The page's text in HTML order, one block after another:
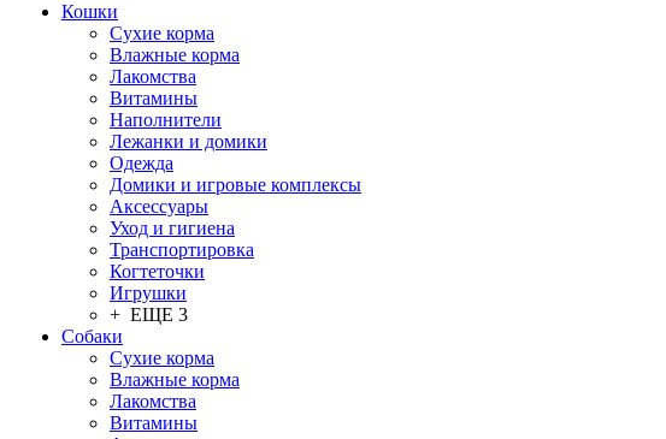
Кошки
Сухие корма
Влажные корма
Лакомства
Витамины
Наполнители
Лежанки и домики
Одежда
Домики и игровые комплексы
Аксессуары
Уход и гигиена
Транспортировка
Когтеточки
Игрушки
+ ЕЩЕ 3
Собаки
Сухие корма
Влажные корма
Лакомства
Витамины